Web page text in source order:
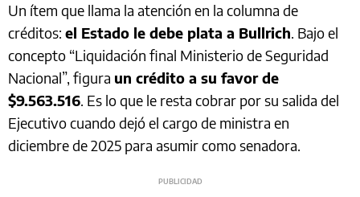
Un ítem que llama la atención en la columna de
créditos: el Estado le debe plata a Bullrich. Bajo el
concepto “Liquidación final Ministerio de Seguridad
Nacional”, figura un crédito a su favor de
$9.563.516. Es lo que le resta cobrar por su salida del
Ejecutivo cuando dejó el cargo de ministra en
diciembre de 2025 para asumir como senadora.